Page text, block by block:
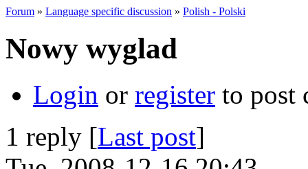
Forum » Language specific discussion » Polish - Polski
Nowy wyglad
Login or register to post
1 reply [Last post]